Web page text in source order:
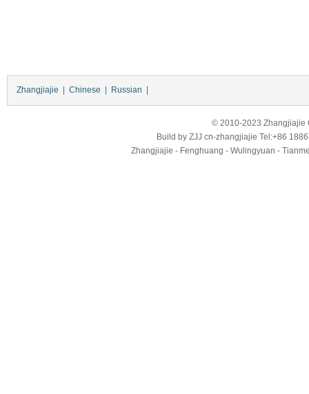
Zhangjiajie Chinese Russian
© 2010-2023 Zhangjiajie
Build by ZJJ cn-zhangjiajie Tel:+86
Zhangjiajie - Fenghuang - Wulingyuan -